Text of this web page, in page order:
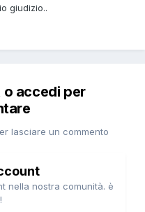
giudizio..
o accedi per
lasciare un commento
nella nostra comunità. è